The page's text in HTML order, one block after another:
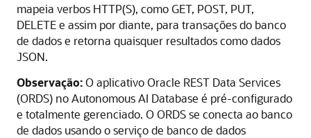
mapeia verbos HTTP(S), como GET, POST, PUT,
DELETE e assim por diante, para transações do banco
de dados e retorna quaisquer resultados como dados
JSON.
Observação:O aplicativo Oracle REST Data Services
(ORDS) no Autonomous AI Database é pré-configurado
e totalmente gerenciado. O ORDS se conecta ao banco
de dados usando o serviço de banco de dados